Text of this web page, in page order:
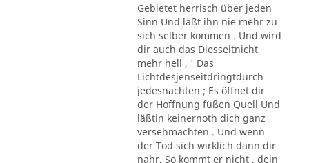
Gebietet herrisch über jeden
Sinn Und läßt ihn nie mehr zu
sich selber kommen . Und wird
dir auch das Diesseitnicht
mehr hell , ' Das
Lichtdesjenseitdringtdurch
jedesnachten ; Es öffnet dir
der Hoffnung füßen Quell Und
läßtin keinernoth dich ganz
versehmachten . Und wenn
der Tod sich wirklich dann dir
nahr, So kommt er nicht , dein